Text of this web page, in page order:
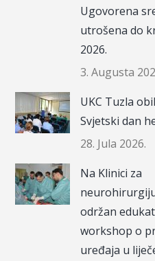
Ugovorena
utrošena do
2026.
3. Augusta
UKC Tuzla
Svjetski dan
28. Jula 2026.
Na Klinici za
održan
workshop o
uređaja u